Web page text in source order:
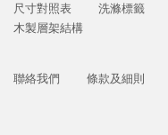
尺寸對照表 洗滌標籤
木製層架結構
聯絡我們 條款及細則